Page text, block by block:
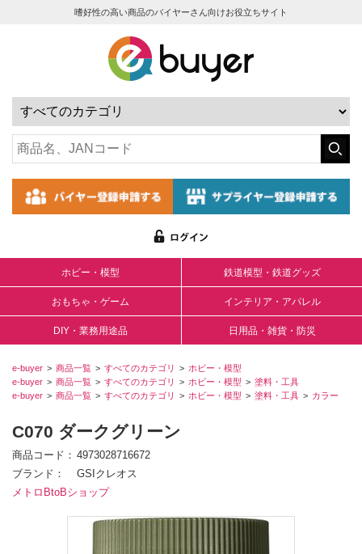
嗜好性の高い商品のバイヤーさん向けお役立ちサイト
ホビー・模型 鉄道模型・鉄道グッズ
おもちゃ・ゲーム インテリア・アパレル
DIY・業務用途品 日用品・雑貨・防災
e-buyer 商品一覧 すべてのカテゴリ
ホビー・模型
e-buyer
商品一覧 すべてのカテゴリ ホビー・模型
塗料・工具
e-buyer
商品一覧 すべてのカテゴリ ホビー・模型 塗料・工具 カラー
C070 ダークグリーン
商品コード
4973028716672
ブランド
GSIクレオス
メトロBtoBショップ